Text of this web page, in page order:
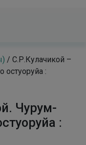
/ С.Р.Кулачикой –
остуоруйа :
Чурум-
: